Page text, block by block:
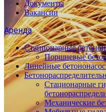
Документы
Вакансии
Аренда
Стационарные
Поршневые
Линейные
Стационарные
Механические